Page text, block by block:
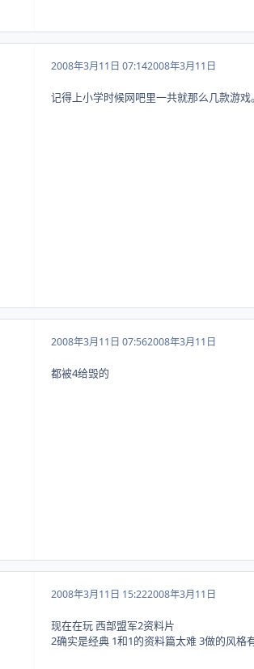
2008年3月11日 07:142008年3月11日
记得上小学时候网吧里一共就那么几款游戏
2008年3月11日 07:562008年3月11日
都被4给毁的
2008年3月11日 15:222008年3月11日
现在在玩 西部盟军2资料片
2确实是经典 1和1的资料篇太难 3做的风格